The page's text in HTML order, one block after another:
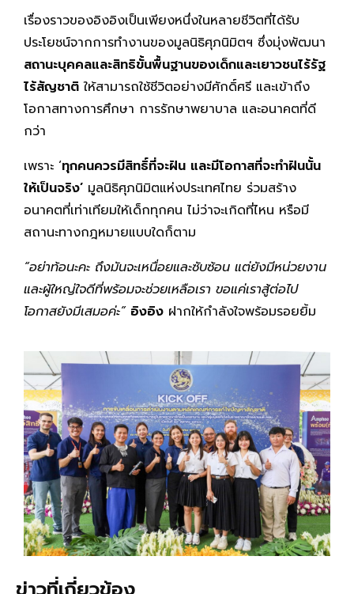
เรื่องราวของอิงอิงเป็นเพียงหนึ่งในหลายชีวิตที่ได้รับ
ประโยชน์จากการทำงานของมูลนิธิศุภนิมิตฯ ซึ่งมุ่งพัฒนา
สถานะบุคคลและสิทธิขั้นพื้นฐานของเด็กและเยาวชนไร้รัฐ
ไร้สัญชาติ ให้สามารถใช้ชีวิตอย่างมีศักดิ์ศรี และเข้าถึง
โอกาสทางการศึกษา การรักษาพยาบาล และอนาคตที่ดี
กว่า
เพราะ ‘ทุกคนควรมีสิทธิ์ที่จะฝัน และมีโอกาสที่จะทำฝันนั้น
ให้เป็นจริง’ มูลนิธิศุภนิมิตแห่งประเทศไทย ร่วมสร้าง
อนาคตที่เท่าเทียมให้เด็กทุกคน ไม่ว่าจะเกิดที่ไหน หรือมี
สถานะทางกฎหมายแบบใดก็ตาม
“อย่าท้อนะคะ ถึงมันจะเหนื่อยและซับซ้อน แต่ยังมีหน่วยงาน
และผู้ใหญ่ใจดีที่พร้อมจะช่วยเหลือเรา ขอแค่เราสู้ต่อไป
โอกาสยังมีเสมอค่ะ” อิงอิง ฝากให้กำลังใจพร้อมรอยยิ้ม